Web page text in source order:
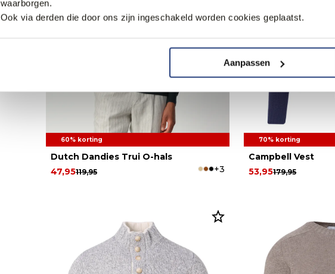
waarborgen.
Ook via derden die door ons zijn ingeschakeld worden cookies geplaatst.
Aanpassen
60% korting
Dutch Dandies Trui O-hals
119,95
47,95 +3
70% korting
Campbell Vest
179,95
53,95